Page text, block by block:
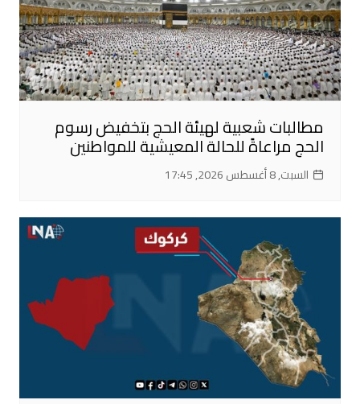
مطالبات شعبية لهيئة الحج بتخفيض رسوم
الحج مراعاةً للحالة المعيشية للمواطنين
السبت, 8 أغسطس 2026, 17:45